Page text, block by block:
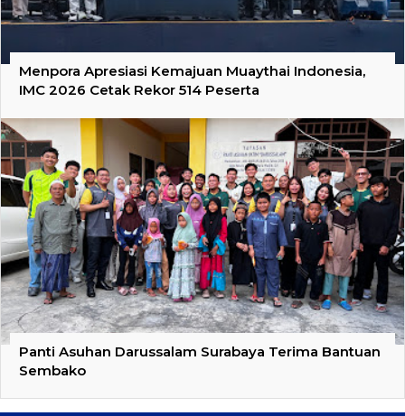
Menpora Apresiasi Kemajuan Muaythai Indonesia,
IMC 2026 Cetak Rekor 514 Peserta
Panti Asuhan Darussalam Surabaya Terima Bantuan
Sembako